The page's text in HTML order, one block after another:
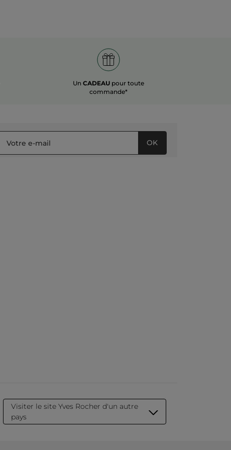
Un CADEAUpour toute
commande*
OK
Visiter le site Yves Rocher d'un autre
pays